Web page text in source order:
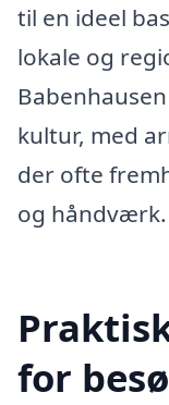
til en ideel
lokale og
kultur, med
der ofte
og håndværk.
for